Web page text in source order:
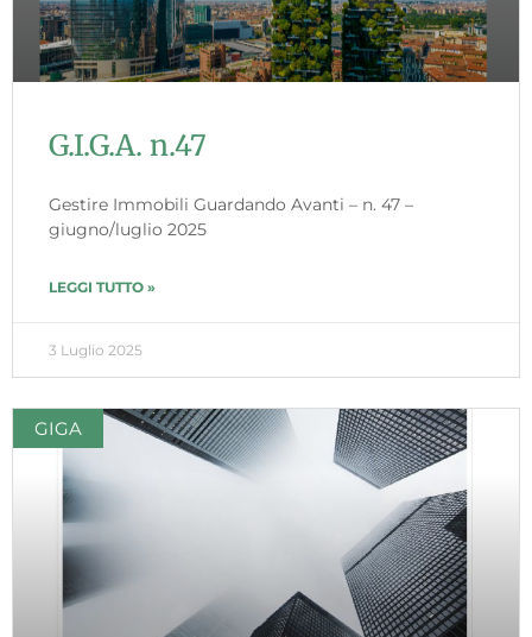
G.I.G.A. n.47
Gestire Immobili Guardando Avanti – n. 47 –
giugno/luglio 2025
LEGGI TUTTO »
3 Luglio 2025
GIGA